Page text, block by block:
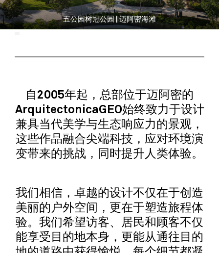
五公园树冠公园 | 迈阿密海滩
自2005年起，总部位于迈阿密的
ArquitectonicaGEO始终致力于设计
兼具当代美学与生态响应力的景观，
这些作品融合尖端科技，应对环境演
变带来的挑战，同时提升人类体验。
我们相信，卓越的设计不仅在于创造
美丽的户外空间，更在于塑造旅程体
验。我们希望访客、居民和顾客不仅
能享受目的地本身，更能从通往目的